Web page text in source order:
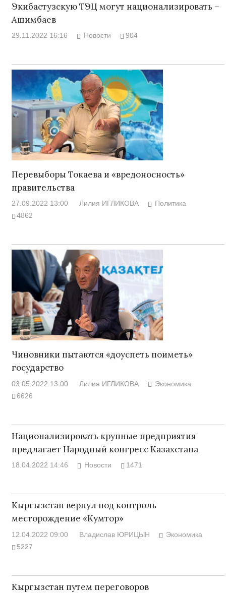
Экибастузскую ТЭЦ могут национализировать –
Ашимбаев
29.11.2022 16:16 Новости 904
Перевыборы Токаева и «вредоносность»
правительства
27.09.2022 13:00 Лилия ИГЛИКОВА
Политика
4862
Чиновники пытаются «доуспеть поиметь»
государство
03.05.2022 13:00 Лилия ИГЛИКОВА
Экономика
6626
Национализировать крупные предприятия
предлагает Народный конгресс Казахстана
18.04.2022 14:46 Новости 1471
Кыргызстан вернул под контроль
месторождение «Кумтор»
12.04.2022 09:00 Владислав ЮРИЦЫН
Экономика
5227
Кыргызстан путем переговоров